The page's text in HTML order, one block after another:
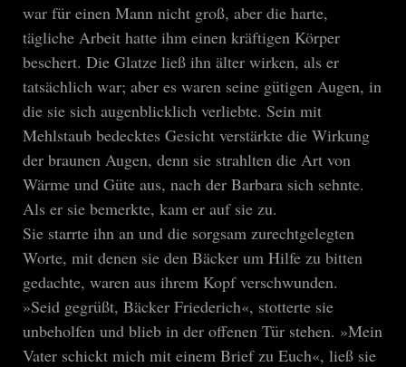
war für einen Mann nicht groß, aber die harte,
tägliche Arbeit hatte ihm einen kräftigen Körper
beschert. Die Glatze ließ ihn älter wirken, als er
tatsächlich war; aber es waren seine gütigen Augen, in
die sie sich augenblicklich verliebte. Sein mit
Mehlstaub bedecktes Gesicht verstärkte die Wirkung
der braunen Augen, denn sie strahlten die Art von
Wärme und Güte aus, nach der Barbara sich sehnte.
Als er sie bemerkte, kam er auf sie zu.
Sie starrte ihn an und die sorgsam zurechtgelegten
Worte, mit denen sie den Bäcker um Hilfe zu bitten
gedachte, waren aus ihrem Kopf verschwunden.
»Seid gegrüßt, Bäcker Friederich«, stotterte sie
unbeholfen und blieb in der offenen Tür stehen. »Mein
Vater schickt mich mit einem Brief zu Euch«, ließ sie